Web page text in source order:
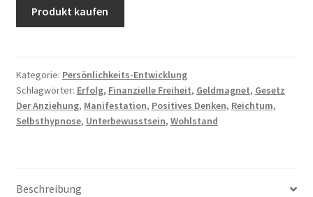
Produkt kaufen
Kategorie: Persönlichkeits-Entwicklung
Schlagwörter: Erfolg, Finanzielle Freiheit, Geldmagnet, Gesetz
Der Anziehung, Manifestation, Positives Denken, Reichtum,
Selbsthypnose, Unterbewusstsein, Wohlstand
Beschreibung